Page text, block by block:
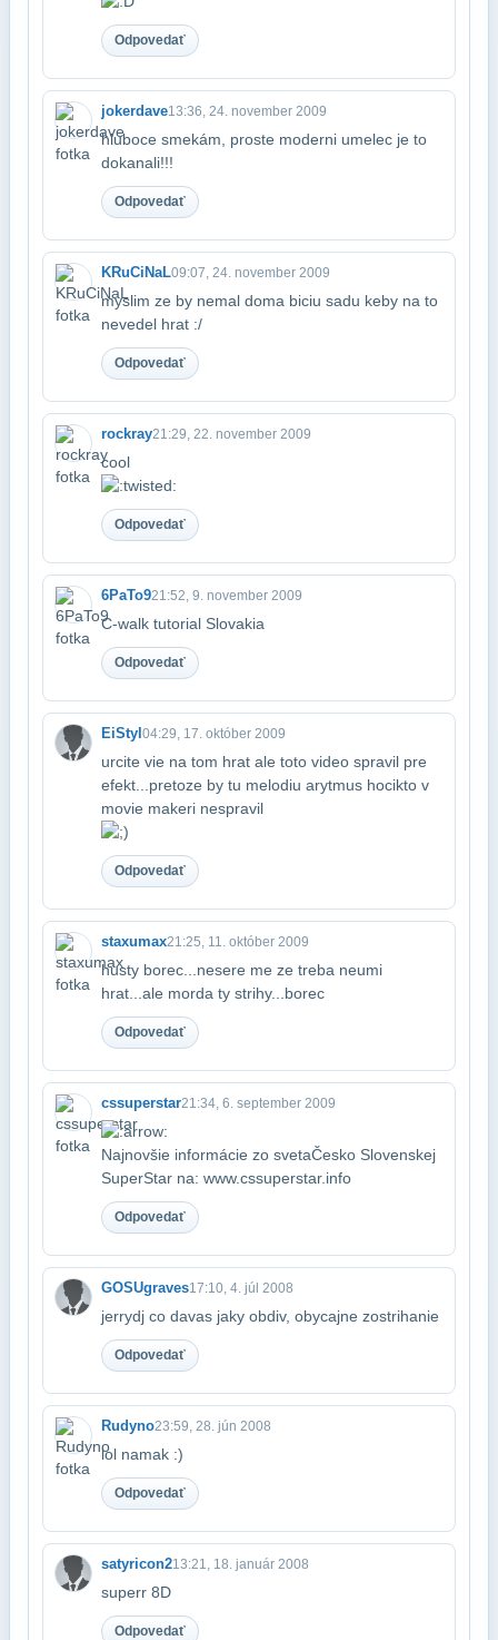
Odpovedať
jokerdave13:36, 24. november 2009
hluboce smekám, proste moderni umelec je to
dokanali!!!
Odpovedať
KRuCiNaL09:07, 24. november 2009
myslim ze by nemal doma biciu sadu keby na to
nevedel hrat :/
Odpovedať
rockray21:29, 22. november 2009
cool
Odpovedať
6PaTo921:52, 9. november 2009
C-walk tutorial Slovakia
Odpovedať
EiStyl04:29, 17. október 2009
urcite vie na tom hrat ale toto video spravil pre
efekt...pretoze by tu melodiu a​rytmus hocikto v
movie makeri nespravil
Odpovedať
staxumax21:25, 11. október 2009
husty borec...nesere me ze treba neumi
hrat...ale morda ty strihy...borec
Odpovedať
cssuperstar21:34, 6. september 2009
Najnovšie informácie zo sveta​Česko Slovenskej
SuperStar na: www.cssuperstar.info
Odpovedať
GOSUgraves17:10, 4. júl 2008
jerrydj co davas jaky obdiv, obycajne zostrihanie
Odpovedať
Rudyno23:59, 28. jún 2008
lol namak :)
Odpovedať
satyricon213:21, 18. január 2008
superr 8D
Odpovedať